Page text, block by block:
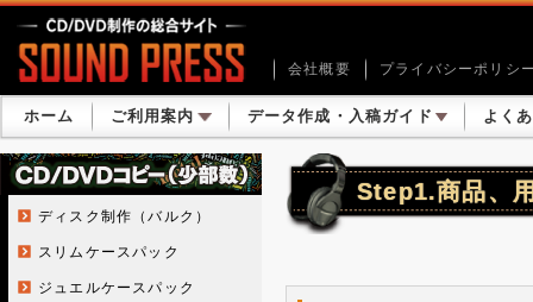
会社概要 プライバシーポリシ
ホーム ご利用案内 データ作成・入稿ガイド よく
ディスク制作（バルク）
スリムケースパック
ジュエルケースパック
Step1.商品、